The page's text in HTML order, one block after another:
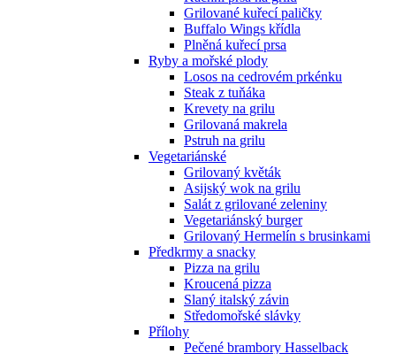
Grilované kuřecí paličky
Buffalo Wings křídla
Plněná kuřecí prsa
Ryby a mořské plody
Losos na cedrovém prkénku
Steak z tuňáka
Krevety na grilu
Grilovaná makrela
Pstruh na grilu
Vegetariánské
Grilovaný květák
Asijský wok na grilu
Salát z grilované zeleniny
Vegetariánský burger
Grilovaný Hermelín s brusinkami
Předkrmy a snacky
Pizza na grilu
Kroucená pizza
Slaný italský závin
Středomořské slávky
Přílohy
Pečené brambory Hasselback